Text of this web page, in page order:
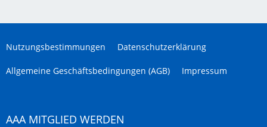
Nutzungsbestimmungen Datenschutzerklärung
Allgemeine Geschäftsbedingungen (AGB) Impressum
AAA MITGLIED WERDEN